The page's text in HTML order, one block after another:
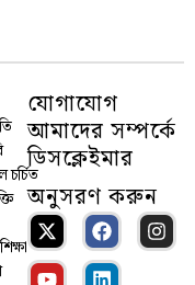
চর্চিত
শিক্ষা
যোগাযোগ
আমাদের সম্পর্কে
ডিসক্লেইমার
অনুসরণ করুন